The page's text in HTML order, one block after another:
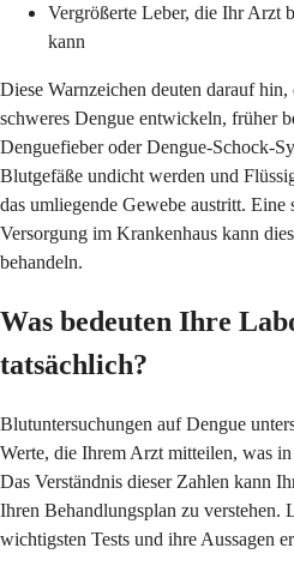
Vergrößerte Leber, die Ihr Arzt
kann
Diese Warnzeichen deuten darauf
schweres Dengue entwickeln, früher
Denguefieber oder Dengue-Schock-
Blutgefäße undicht werden und
das umliegende Gewebe austritt.
Versorgung im Krankenhaus kann
behandeln.
Was bedeuten Ihre
tatsächlich?
Blutuntersuchungen auf Dengue
Werte, die Ihrem Arzt mitteilen, was
Das Verständnis dieser Zahlen kann
Ihren Behandlungsplan zu verstehen.
wichtigsten Tests und ihre Aussagen